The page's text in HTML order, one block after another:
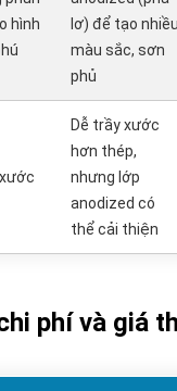
hình
lơ) để tạo nhiều
màu sắc, sơn
phủ
Dễ trầy xước
hơn thép,
nhưng lớp
anodized có
thể cải thiện
phí và giá